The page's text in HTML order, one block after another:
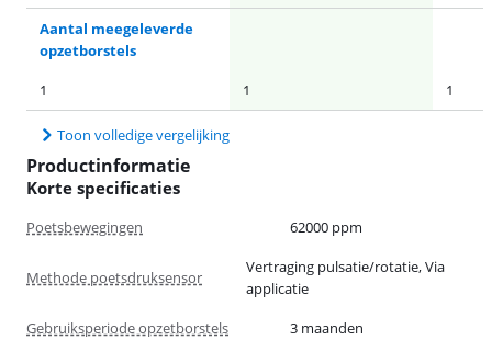
Aantal meegeleverde
opzetborstels
1
1 1
Toon volledige vergelijking
Productinformatie
Korte specificaties
Poetsbewegingen 62000 ppm
Methode poetsdruksensor
Vertraging pulsatie/rotatie, Via
applicatie
Gebruiksperiode opzetborstels
3 maanden